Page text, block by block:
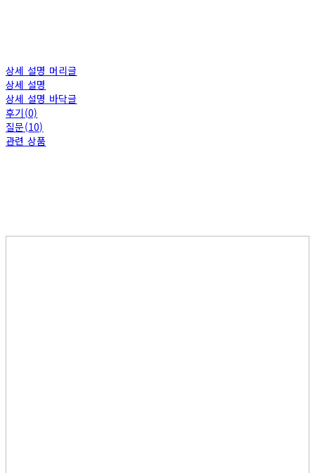
상세 설명 머리글
상세 설명
상세 설명 바닥글
후기(0)
질문(10)
관련 상품